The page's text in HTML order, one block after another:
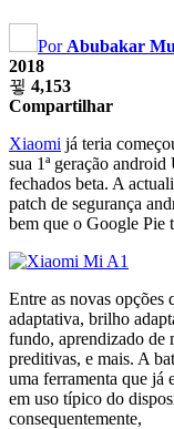
Por Abubakar
2018
4,153
Compartilhar
Xiaomi já teria
sua 1ª geração
fechados beta. A
patch de segurança
bem que o Google Pie
Entre as novas opções
adaptativa, brilho
fundo, aprendizado de
preditivas, e mais. A
uma ferramenta que já
em uso típico do
consequentemente,